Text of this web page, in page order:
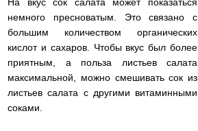
немного пресноватым. Это связано с
большим количеством органических
кислот и сахаров. Чтобы вкус был более
приятным, а польза листьев салата
максимальной, можно смешивать сок из
листьев салата с другими витаминными
соками.